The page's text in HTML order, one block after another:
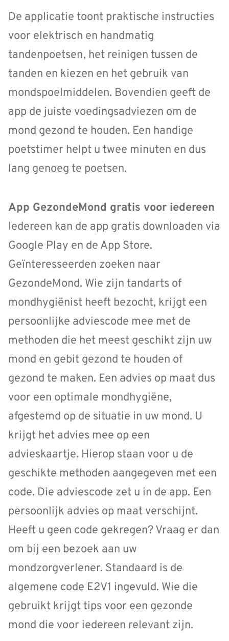
De applicatie toont praktische instructies
voor elektrisch en handmatig
tandenpoetsen, het reinigen tussen de
tanden en kiezen en het gebruik van
mondspoelmiddelen. Bovendien geeft de
app de juiste voedingsadviezen om de
mond gezond te houden. Een handige
poetstimer helpt u twee minuten en dus
lang genoeg te poetsen.
App GezondeMond gratis voor iedereen
Iedereen kan de app gratis downloaden via
Google Play en de App Store.
Geïnteresseerden zoeken naar
GezondeMond. Wie zijn tandarts of
mondhygiënist heeft bezocht, krijgt een
persoonlijke adviescode mee met de
methoden die het meest geschikt zijn uw
mond en gebit gezond te houden of
gezond te maken. Een advies op maat dus
voor een optimale mondhygiëne,
afgestemd op de situatie in uw mond. U
krijgt het advies mee op een
advieskaartje. Hierop staan voor u de
geschikte methoden aangegeven met een
code. Die adviescode zet u in de app. Een
persoonlijk advies op maat verschijnt.
Heeft u geen code gekregen? Vraag er dan
om bij een bezoek aan uw
mondzorgverlener. Standaard is de
algemene code E2V1 ingevuld. Wie die
gebruikt krijgt tips voor een gezonde
mond die voor iedereen relevant zijn.